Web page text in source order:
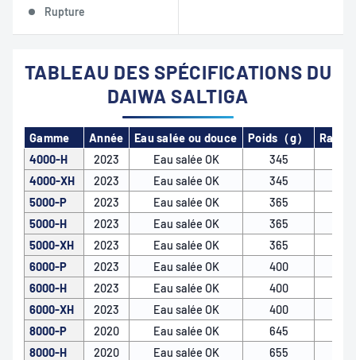
Rupture
TABLEAU DES SPÉCIFICATIONS DU
DAIWA SALTIGA
Gamme Année Eau salée ou douce Poids（g）
Ratio
4000-H
2023 Eau salée OK
345
4000-XH
2023 Eau salée OK
345
5000-P
2023 Eau salée OK
365
5000-H
2023 Eau salée OK
365
5000-XH
2023 Eau salée OK
365
6000-P
2023 Eau salée OK
400
6000-H
2023 Eau salée OK
400
6000-XH
2023 Eau salée OK
400
8000-P
2020 Eau salée OK
645
8000-H
2020 Eau salée OK
655